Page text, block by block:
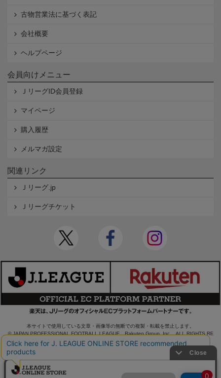
古物営業法に基づく表記
会社概要
ヘルプページ
会員向けメニュー
ＪリーグID会員登録
マイページ
購入履歴
メルマガ設定
関連リンク
Ｊリーグ.jp
Ｊリーグチケット
本サイトで使用している文章・画像等の無断での複製・転載を禁止します。
© JAPAN PROFESSIONAL FOOTBALL LEAGUE Rakuten Group, Inc. ALL RIGHTS RE
SERVED.